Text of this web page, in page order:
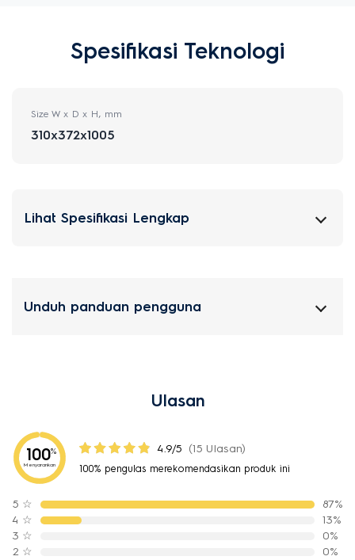
Spesifikasi Teknologi
Size W x D x H, mm
310x372x1005
Lihat Spesifikasi Lengkap
Unduh panduan pengguna
Ulasan
100%
Menyarankan
4.9/5 (15 Ulasan)
100% pengulas merekomendasikan produk ini
5 ☆
87%
4 ☆
13%
3 ☆
0%
2 ☆
0%